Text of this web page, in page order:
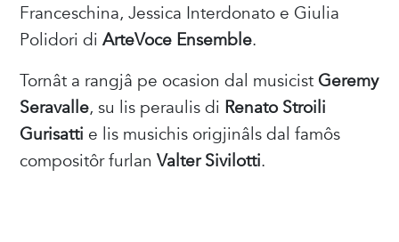
Franceschina, Jessica Interdonato e Giulia
Polidori diArteVoce Ensemble.
Tornât a rangjâ pe ocasion dal musicist Geremy
Seravalle, su lis peraulis di Renato Stroili
Gurisatti e lis musichis origjinâls dal famôs
compositôr furlanValter Sivilotti.